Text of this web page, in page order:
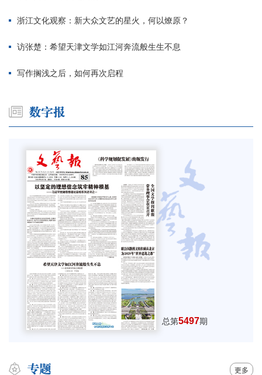
浙江文化观察：新大众文艺的星火，何以燎原？
访张楚：希望天津文学如江河奔流般生生不息
写作搁浅之后，如何再次启程
总第5497期
更多